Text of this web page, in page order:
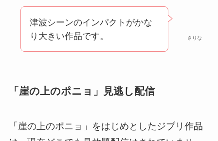
さりな
津波シーンのインパクトがかな
り大きい作品です。
「崖の上のポニョ」見逃し配信
「崖の上のポニョ」をはじめとしたジブリ作品